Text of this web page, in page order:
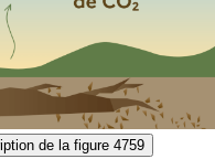
de la figure 4759